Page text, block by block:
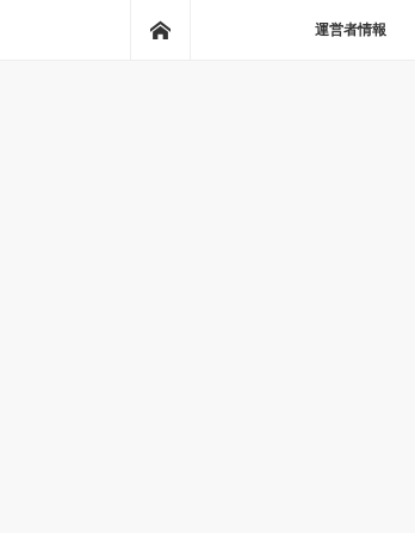
運営者情報